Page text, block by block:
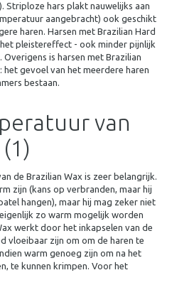
Striploze hars plakt nauwelijks aan
aangebracht) ook geschikt
haren. Harsen met Brazilian Hard
pleistereffect - ook minder pijnlijk
is harsen met Brazilian
gevoel van het meerdere haren
bestaan.
van
de Brazilian Wax is zeer belangrijk.
zijn (kans op verbranden, maar hij
hangen), maar hij mag zeker niet
zo warm mogelijk worden
werkt door het inkapselen van de
vloeibaar zijn om om de haren te
warm genoeg zijn om na het
te kunnen krimpen. Voor het